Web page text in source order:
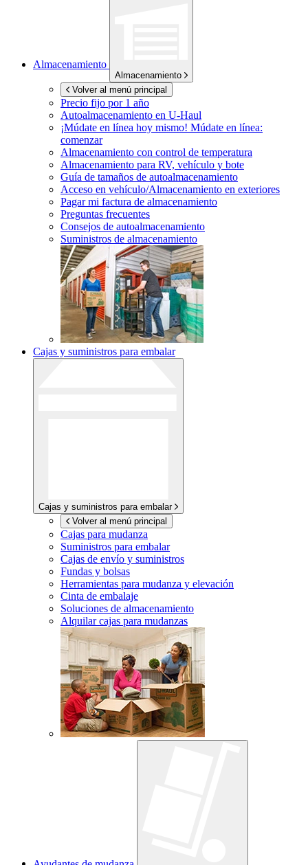
Almacenamiento
Almacenamiento
Volver al menú principal
Precio fijo por 1 año
Autoalmacenamiento en U-Haul
¡Múdate en línea hoy mismo! Múdate en línea:
comenzar
Almacenamiento con control de temperatura
Almacenamiento para RV, vehículo y bote
Guía de tamaños de autoalmacenamiento
Acceso en vehículo/Almacenamiento en exteriores
Pagar mi factura de almacenamiento
Preguntas frecuentes
Consejos de autoalmacenamiento
Suministros de almacenamiento
Cajas y suministros para embalar
Cajas y suministros para embalar
Volver al menú principal
Cajas para mudanza
Suministros para embalar
Cajas de envío y suministros
Fundas y bolsas
Herramientas para mudanza y elevación
Cinta de embalaje
Soluciones de almacenamiento
Alquilar cajas para mudanzas